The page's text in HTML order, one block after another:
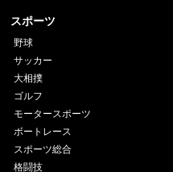
スポーツ
野球
サッカー
大相撲
ゴルフ
モータースポーツ
ボートレース
スポーツ総合
格闘技